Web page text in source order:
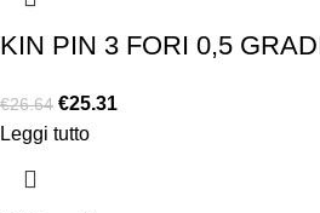
KIN PIN 3 FORI 0,5
€26.64 €25.31
Leggi tutto